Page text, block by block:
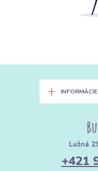
+ INFORMÁCIE
Lužná
+421